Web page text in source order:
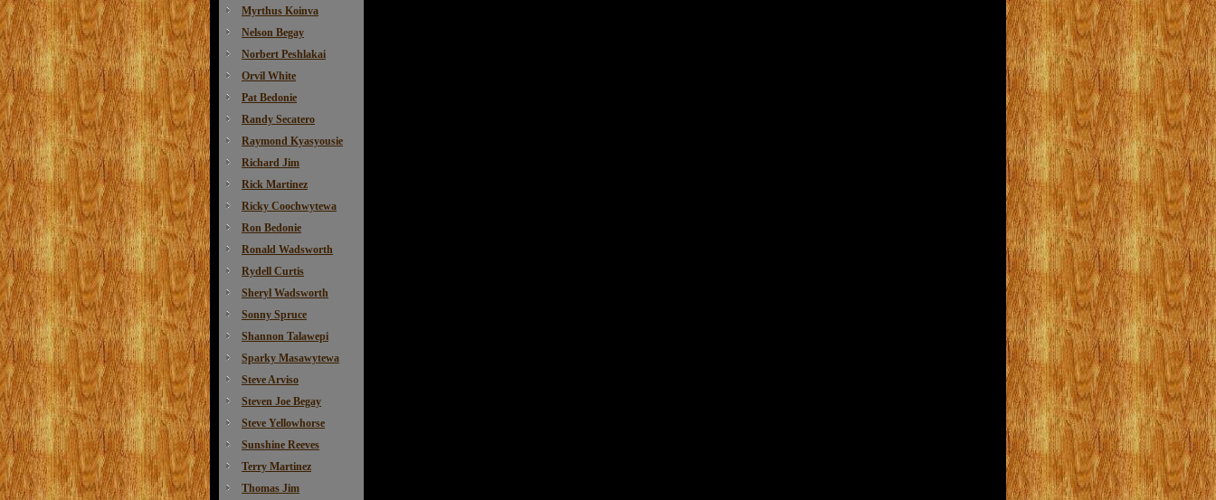
Myrthus Koinva
Nelson Begay
Norbert Peshlakai
Orvil White
Pat Bedonie
Randy Secatero
Raymond Kyasyousie
Richard Jim
Rick Martinez
Ricky Coochwytewa
Ron Bedonie
Ronald Wadsworth
Rydell Curtis
Sheryl Wadsworth
Sonny Spruce
Shannon Talawepi
Sparky Masawytewa
Steve Arviso
Steven Joe Begay
Steve Yellowhorse
Sunshine Reeves
Terry Martinez
Thomas Jim